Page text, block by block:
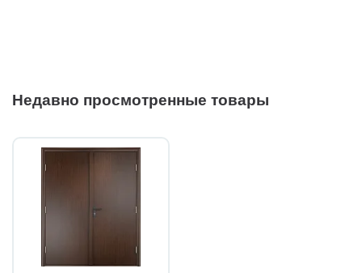
Недавно просмотренные товары